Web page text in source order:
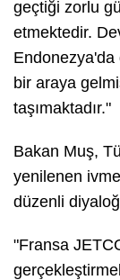
geçtiği zorlu
etmektedir.
bir araya
taşımaktadır."
Bakan Muş,
yenilenen
düzenli
"Fransa